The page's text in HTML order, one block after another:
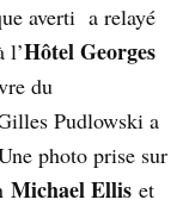
averti a relayé
l’Hôtel Georges
du
Pudlowski a
photo prise sur
Michael Ellis et